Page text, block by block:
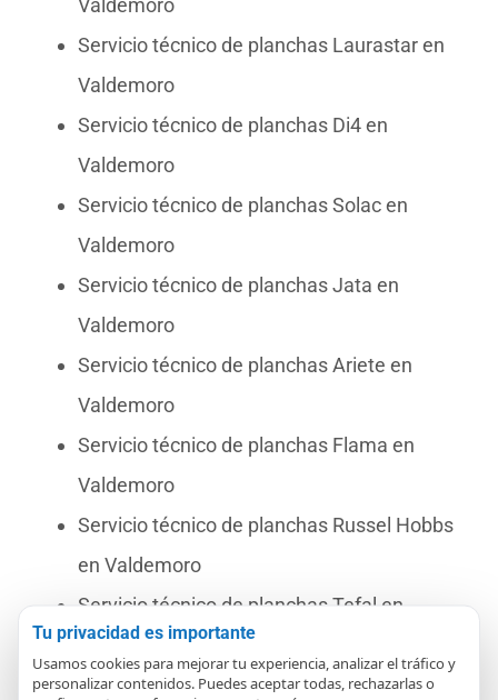
Servicio técnico de planchas Laurastar en
Valdemoro
Servicio técnico de planchas Di4 en
Valdemoro
Servicio técnico de planchas Solac en
Valdemoro
Servicio técnico de planchas Jata en
Valdemoro
Servicio técnico de planchas Ariete en
Valdemoro
Servicio técnico de planchas Flama en
Valdemoro
Servicio técnico de planchas Russel Hobbs
en Valdemoro
Servicio técnico de planchas Tefal en
Valdemoro
Servicio técnico de planchas Haeger en
Tu privacidad es importante
Usamos cookies para mejorar tu experiencia, analizar el tráfico y
personalizar contenidos. Puedes aceptar todas, rechazarlas o